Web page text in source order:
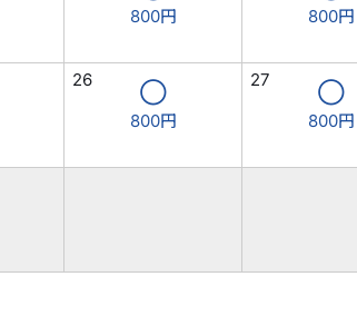
800円 800円
26
◯
800円
27
◯
800円